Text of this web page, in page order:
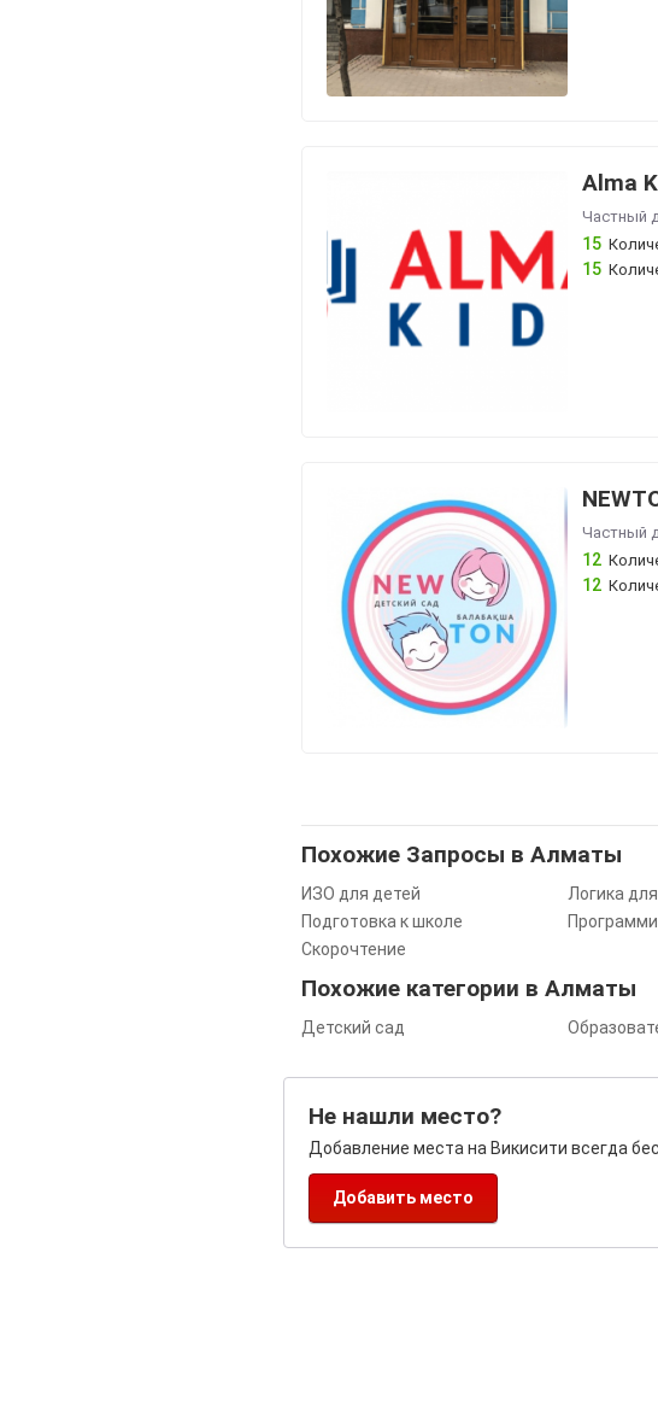
Alma
Частный
15
15
Частный
12
12
Похожие Запросы в Алматы
ИЗО для детей Логика
Подготовка к школе
Скорочтение
Похожие категории в Алматы
Детский сад
Не нашли место?
Добавление места на Викисити всегда
Добавить место